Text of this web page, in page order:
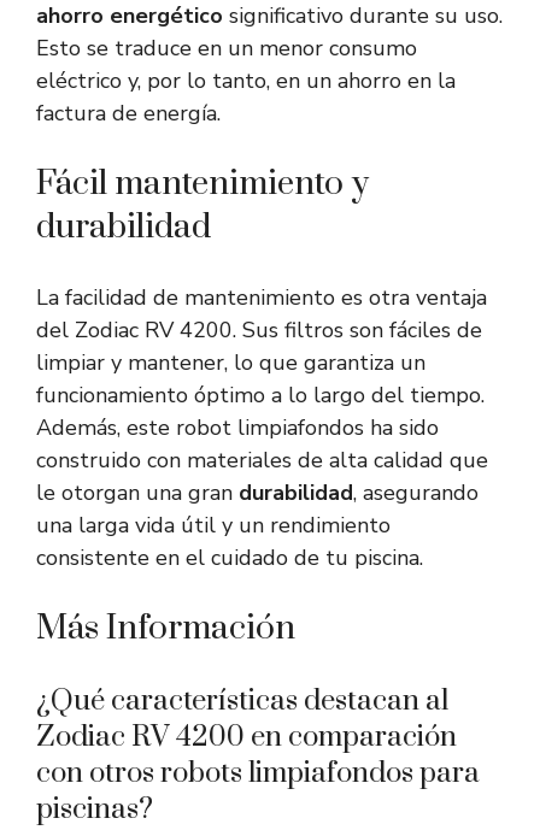
ahorro energético significativo durante su uso.
Esto se traduce en un menor consumo
eléctrico y, por lo tanto, en un ahorro en la
factura de energía.
Fácil mantenimiento y
durabilidad
La facilidad de mantenimiento es otra ventaja
del Zodiac RV 4200. Sus filtros son fáciles de
limpiar y mantener, lo que garantiza un
funcionamiento óptimo a lo largo del tiempo.
Además, este robot limpiafondos ha sido
construido con materiales de alta calidad que
le otorgan una gran durabilidad, asegurando
una larga vida útil y un rendimiento
consistente en el cuidado de tu piscina.
Más Información
¿Qué características destacan al
Zodiac RV 4200 en comparación
con otros robots limpiafondos para
piscinas?